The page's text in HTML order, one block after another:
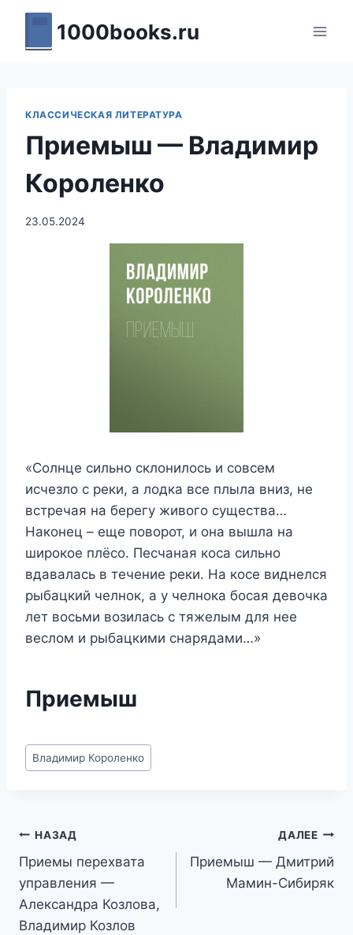
Перейти
содержимому
1000books.ru
КЛАССИЧЕСКАЯ ЛИТЕРАТУРА
Приемыш — Владимир
Короленко
23.05.2024
«Солнце сильно склонилось и совсем
исчезло с реки, а лодка все плыла вниз, не
встречая на берегу живого существа…
Наконец – еще поворот, и она вышла на
широкое плёсо. Песчаная коса сильно
вдавалась в течение реки. На косе виднелся
рыбацкий челнок, а у челнока босая девочка
лет восьми возилась с тяжелым для нее
веслом и рыбацкими снарядами…»
Приемыш
Метки
записи:
Владимир Короленко
Навигация
по
записям
НАЗАД
Приемы перехвата
управления —
Александра Козлова,
Владимир Козлов
ДАЛЕЕ
Приемыш — Дмитрий
Мамин-Сибиряк